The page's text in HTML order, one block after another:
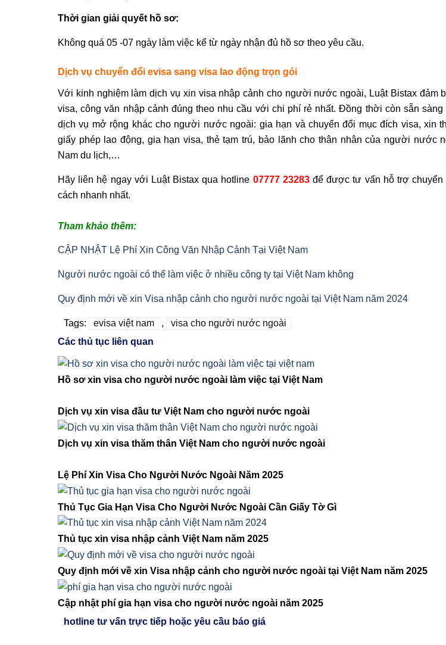
Thời gian giải quyết hồ sơ:
Không quá 05 -07 ngày làm việc kể từ ngày nhận đủ hồ sơ theo yêu cầu.
Dịch vụ chuyển đổi evisa sang visa lao động trọn gói
Với kinh nghiệm làm dịch vụ xin visa nhập cảnh cho người nước ngoài, Luật Bistax đảm
visa, công văn nhập cảnh đúng theo nhu cầu với chi phí rẻ nhất. Đồng thời còn sẵn sàng
dịch vụ mở rộng khác cho người nước ngoài: gia hạn và chuyển đổi mục đích visa, xin
giấy phép lao động, gia hạn visa, thẻ tạm trú, bảo lãnh cho thân nhân của người nước
Nam du lịch,…
Hãy liên hệ ngay với Luật Bistax qua hotline 07777 23283để được tư vấn hỗ trợ chuyển
cách nhanh nhất.
Tham khảo thêm:
CẬP NHẬT Lệ Phí Xin Công Văn Nhập Cảnh Tại Việt Nam
Người nước ngoài có thể làm việc ở nhiều công ty tại Việt Nam không
Quy định mới về xin Visa nhập cảnh cho người nước ngoài tại Việt Nam năm 2024
Tags: evisa việt nam ,
visa cho người nước ngoài
Các thủ tục liên quan
Hồ sơ xin visa cho người nước ngoài làm việc tại Việt Nam
Dịch vụ xin visa đầu tư Việt Nam cho người nước ngoài
Dịch vụ xin visa thăm thân Việt Nam cho người nước ngoài
Lệ Phí Xin Visa Cho Người Nước Ngoài Năm 2025
Thủ Tục Gia Hạn Visa Cho Người Nước Ngoài Cần Giấy Tờ Gì
Thủ tục xin visa nhập cảnh Việt Nam năm 2025
Quy định mới về xin Visa nhập cảnh cho người nước ngoài tại Việt Nam năm 2025
Cập nhật phí gia hạn visa cho người nước ngoài năm 2025
hotline tư vấn trực tiếp hoặc yêu cầu báo giá